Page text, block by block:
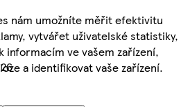
nám umožníte měřit efektivitu
vytvářet uživatelské statistiky,
informacím ve vašem zařízení,
a identifikovat vaše zařízení.